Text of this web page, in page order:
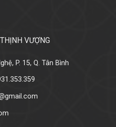
VƯỢNG
P. 15, Q. Tân Bình